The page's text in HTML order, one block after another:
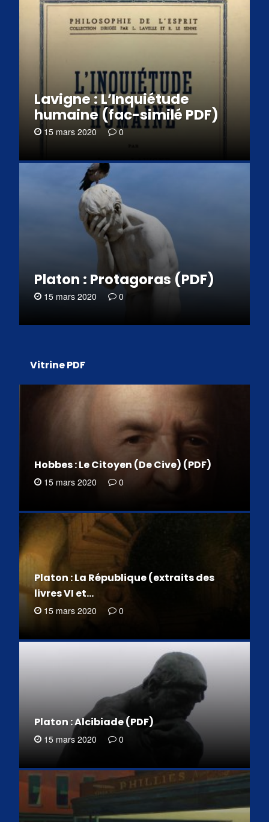
Lavigne : L’Inquiétude
humaine (fac-similé PDF)
15 mars 2020 0
Platon : Protagoras (PDF)
15 mars 2020 0
Vitrine PDF
Hobbes : Le Citoyen (De Cive) (PDF)
15 mars 2020 0
Platon : La République (extraits des
livres VI et…
15 mars 2020 0
Platon : Alcibiade (PDF)
15 mars 2020 0